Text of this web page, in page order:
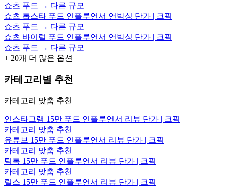
쇼츠 푸드 → 다른 규모
쇼츠 톱스타 푸드 인플루언서 언박싱 단가 | 크픽
쇼츠 푸드 → 다른 규모
쇼츠 바이럴 푸드 인플루언서 언박싱 단가 | 크픽
쇼츠 푸드 → 다른 규모
+ 20개 더 많은 옵션
카테고리별 추천
카테고리 맞춤 추천
인스타그램 15만 푸드 인플루언서 리뷰 단가 | 크픽
카테고리 맞춤 추천
유튜브 15만 푸드 인플루언서 리뷰 단가 | 크픽
카테고리 맞춤 추천
틱톡 15만 푸드 인플루언서 리뷰 단가 | 크픽
카테고리 맞춤 추천
릴스 15만 푸드 인플루언서 리뷰 단가 | 크픽